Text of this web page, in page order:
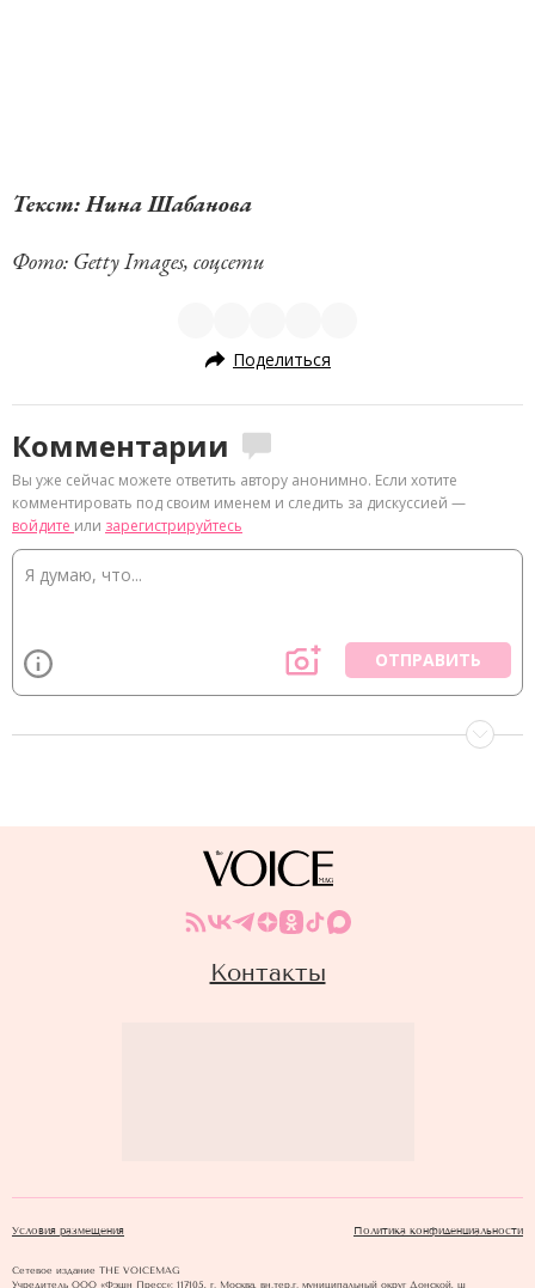
Текст: Нина Шабанова
Фото: Getty Images, соцсети
Поделиться
Комментарии
Вы уже сейчас можете ответить автору анонимно. Если хотите
комментировать под своим именем и следить за дискуссией —
войдите или зарегистрируйтесь
ОТПРАВИТЬ
Контакты
Условия размещения Политика конфиденциальности
Сетевое издание THE VOICEMAG
Учредитель ООО «Фэшн Пресс»: 117105, г. Москва, вн.тер.г. муниципальный округ Донской, ш